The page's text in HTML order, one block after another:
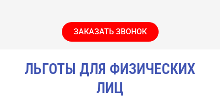
ЗАКАЗАТЬ ЗВОНОК
ЛЬГОТЫ ДЛЯ ФИЗИЧЕСКИХ
ЛИЦ